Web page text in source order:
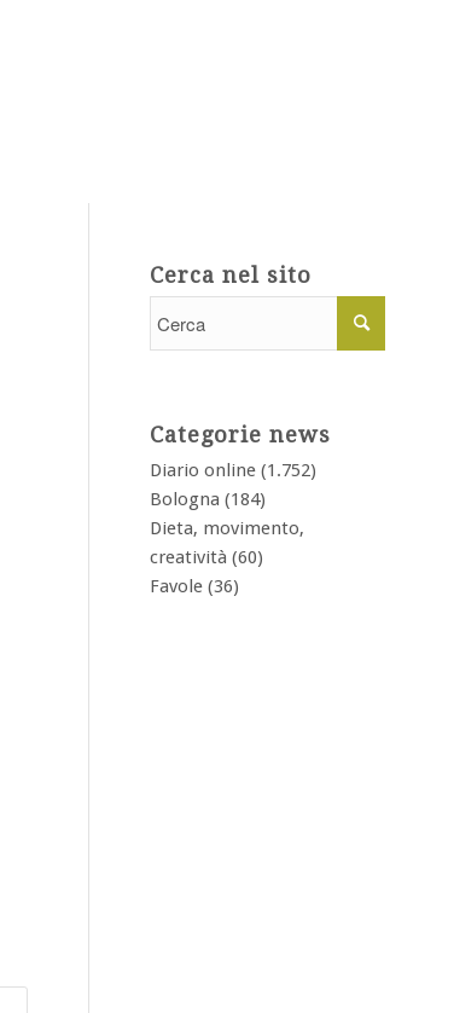
Cerca nel sito
Categorie news
Diario online (1.752)
Bologna (184)
Dieta, movimento,
creatività (60)
Favole (36)